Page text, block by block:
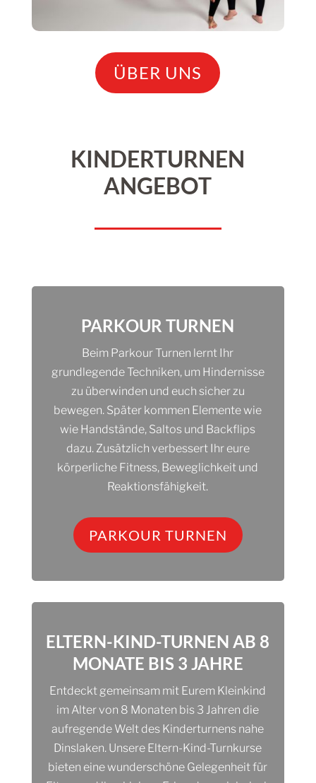
ÜBER UNS
KINDERTURNEN
ANGEBOT
PARKOUR TURNEN
Beim Parkour Turnen lernt Ihr
grundlegende Techniken, um Hindernisse
zu überwinden und euch sicher zu
bewegen. Später kommen Elemente wie
wie Handstände, Saltos und Backflips
dazu. Zusätzlich verbessert Ihr eure
körperliche Fitness, Beweglichkeit und
Reaktionsfähigkeit.
PARKOUR TURNEN
ELTERN-KIND-TURNEN AB 8
MONATE BIS 3 JAHRE
Entdeckt gemeinsam mit Eurem Kleinkind
im Alter von 8 Monaten bis 3 Jahren die
aufregende Welt des Kinderturnens nahe
Dinslaken. Unsere Eltern-Kind-Turnkurse
bieten eine wunderschöne Gelegenheit für